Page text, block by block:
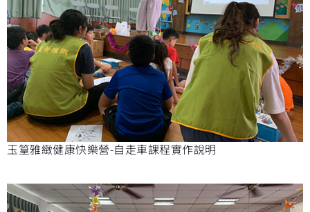
玉篁雅緻健康快樂營-自走車課程實作說明